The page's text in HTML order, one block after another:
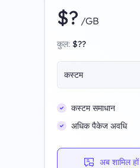
$? /GB
कुल: $??
कस्टम
कस्टम समाधान
अधिक पैकेज अवधि
अब शामिल हों